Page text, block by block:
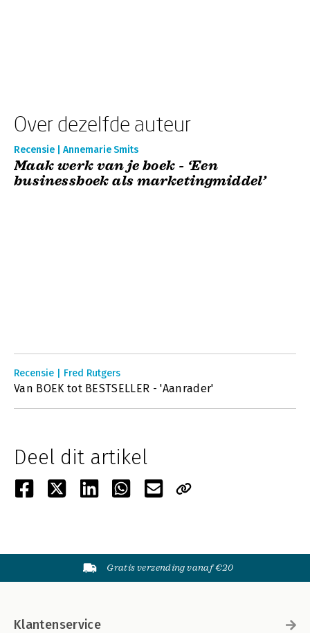
Over dezelfde auteur
Recensie | Annemarie Smits
Maak werk van je boek - ‘Een
businessboek als marketingmiddel’
Recensie | Fred Rutgers
Van BOEK tot BESTSELLER - 'Aanrader'
Deel dit artikel
Gratis verzending vanaf €20
Klantenservice